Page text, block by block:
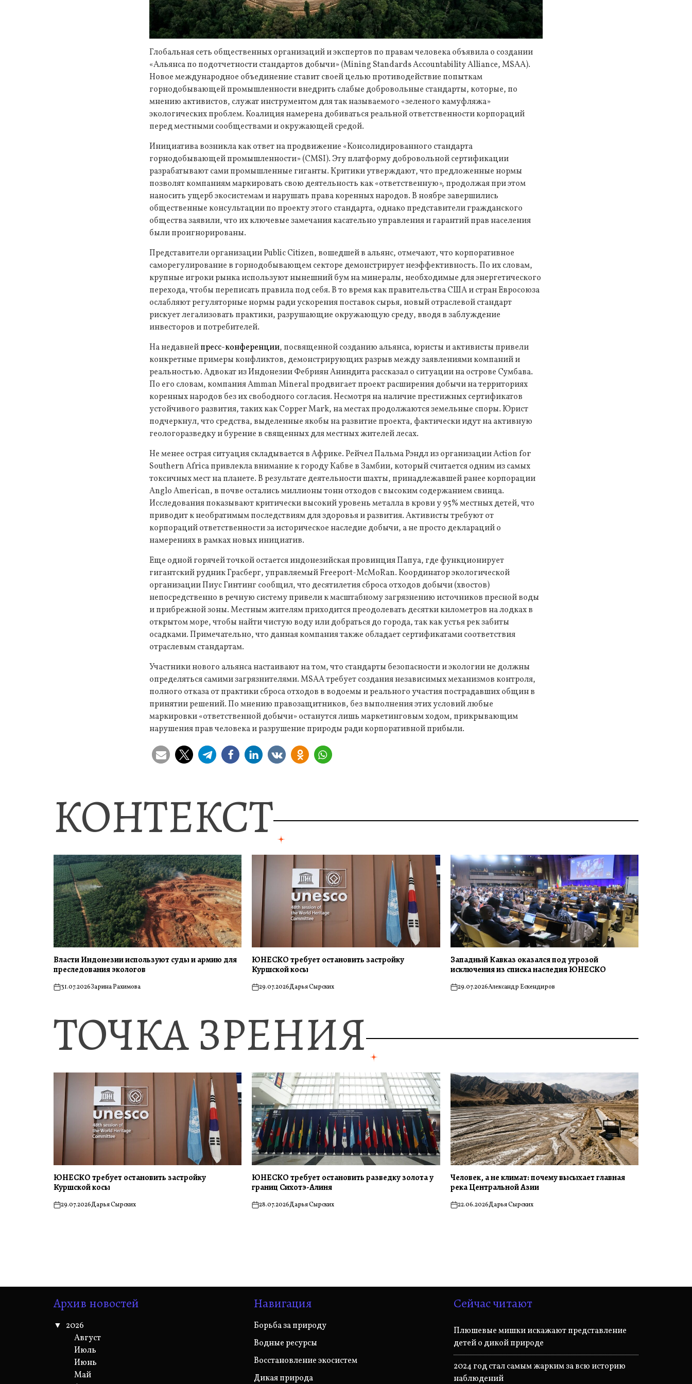
Глобальная сеть общественных организаций и экспертов по правам человека объявила о создании
«Альянса по подотчетности стандартов добычи» (Mining Standards Accountability Alliance, MSAA).
Новое международное объединение ставит своей целью противодействие попыткам
горнодобывающей промышленности внедрить слабые добровольные стандарты, которые, по
мнению активистов, служат инструментом для так называемого «зеленого камуфляжа»
экологических проблем. Коалиция намерена добиваться реальной ответственности корпораций
перед местными сообществами и окружающей средой.
Инициатива возникла как ответ на продвижение «Консолидированного стандарта
горнодобывающей промышленности» (CMSI). Эту платформу добровольной сертификации
разрабатывают сами промышленные гиганты. Критики утверждают, что предложенные нормы
позволят компаниям маркировать свою деятельность как «ответственную», продолжая при этом
наносить ущерб экосистемам и нарушать права коренных народов. В ноябре завершились
общественные консультации по проекту этого стандарта, однако представители гражданского
общества заявили, что их ключевые замечания касательно управления и гарантий прав населения
были проигнорированы.
Представители организации Public Citizen, вошедшей в альянс, отмечают, что корпоративное
саморегулирование в горнодобывающем секторе демонстрирует неэффективность. По их словам,
крупные игроки рынка используют нынешний бум на минералы, необходимые для энергетического
перехода, чтобы переписать правила под себя. В то время как правительства США и стран Евросоюза
ослабляют регуляторные нормы ради ускорения поставок сырья, новый отраслевой стандарт
рискует легализовать практики, разрушающие окружающую среду, вводя в заблуждение
инвесторов и потребителей.
На недавнейпресс-конференции, посвященной созданию альянса, юристы и активисты привели
конкретные примеры конфликтов, демонстрирующих разрыв между заявлениями компаний и
реальностью. Адвокат из Индонезии Фебриян Аниндита рассказал о ситуации на острове Сумбава.
По его словам, компания Amman Mineral продвигает проект расширения добычи на территориях
коренных народов без их свободного согласия. Несмотря на наличие престижных сертификатов
устойчивого развития, таких как Copper Mark, на местах продолжаются земельные споры. Юрист
подчеркнул, что средства, выделенные якобы на развитие проекта, фактически идут на активную
геологоразведку и бурение в священных для местных жителей лесах.
Не менее острая ситуация складывается в Африке. Рейчел Пальма Рэндл из организации Action for
Southern Africa привлекла внимание к городу Кабве в Замбии, который считается одним из самых
токсичных мест на планете. В результате деятельности шахты, принадлежавшей ранее корпорации
Anglo American, в почве остались миллионы тонн отходов с высоким содержанием свинца.
Исследования показывают критически высокий уровень металла в крови у 95% местных детей, что
приводит к необратимым последствиям для здоровья и развития. Активисты требуют от
корпораций ответственности за историческое наследие добычи, а не просто деклараций о
намерениях в рамках новых инициатив.
Еще одной горячей точкой остается индонезийская провинция Папуа, где функционирует
гигантский рудник Грасберг, управляемый Freeport-McMoRan. Координатор экологической
организации Пиус Гинтинг сообщил, что десятилетия сброса отходов добычи (хвостов)
непосредственно в речную систему привели к масштабному загрязнению источников пресной воды
и прибрежной зоны. Местным жителям приходится преодолевать десятки километров на лодках в
открытом море, чтобы найти чистую воду или добраться до города, так как устья рек забиты
осадками. Примечательно, что данная компания также обладает сертификатами соответствия
отраслевым стандартам.
Участники нового альянса настаивают на том, что стандарты безопасности и экологии не должны
определяться самими загрязнителями. MSAA требует создания независимых механизмов контроля,
полного отказа от практики сброса отходов в водоемы и реального участия пострадавших общин в
принятии решений. По мнению правозащитников, без выполнения этих условий любые
маркировки «ответственной добычи» останутся лишь маркетинговым ходом, прикрывающим
нарушения прав человека и разрушение природы ради корпоративной прибыли.
КОНТЕКСТ
Власти Индонезии используют суды и армию для
преследования экологов
on31.07.2026Зарина Рахимова
ЮНЕСКО требует остановить застройку
Куршской косы
on29.07.2026Дарья Сырских
Западный Кавказ оказался под угрозой
исключения из списка наследия ЮНЕСКО
on29.07.2026Александр Ескендиров
ТОЧКА ЗРЕНИЯ
ЮНЕСКО требует остановить застройку
Куршской косы
on29.07.2026Дарья Сырских
ЮНЕСКО требует остановить разведку золота у
границ Сихотэ-Алиня
on28.07.2026Дарья Сырских
Человек, а не климат: почему высыхает главная
река Центральной Азии
on22.06.2026Дарья Сырских
Архив новостей
2026
Август
Июль
Июнь
Май
Навигация
Борьба за природу
Водные ресурсы
Восстановление экосистем
Дикая природа
Сейчас читают
Плюшевые мишки искажают представление
детей о дикой природе
2024 год стал самым жарким за всю историю
наблюдений